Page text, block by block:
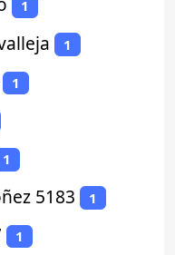
1
1
1
1
5183 1
1